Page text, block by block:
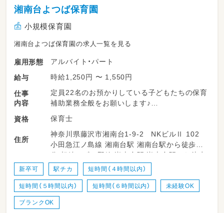
湘南台よつば保育園
小規模保育園
湘南台よつば保育園の求人一覧を見る
雇用形態
アルバイト・パート
給与
時給1,250円 〜 1,550円
仕事
内容
定員22名のお預かりしている子どもたちの保育
補助業務全般をお願いします♪
・登園、降園時の子どもたちの笑顔での受け入
れ、お見送り
・室内や園庭、お散歩先での安全な見守り
・お昼寝（コットなど）の準備や、優しく寝かしつ
ける見守り
・お部屋の簡単なお掃除、おもちゃの消毒などの
環境整備
・正職員の先生のサポート（保育活動の準備や片
資格 保育士
住所
神奈川県藤沢市湘南台1-9-2 NKビルⅡ 102
小田急江ノ島線 湘南台駅 湘南台駅から徒歩5
分 相鉄いずみ野線 湘南台駅 湘南台駅から徒歩
5分 ブルーライン 湘南台駅 湘南台駅から徒歩5
分
新卒可 駅チカ 短時間（４時間以内）
短時間（５時間以内） 短時間（６時間以内） 未経験OK
ブランクOK